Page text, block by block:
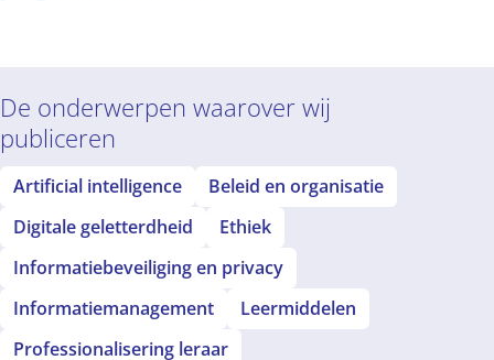
De onderwerpen waarover wij
publiceren
Artificial intelligence
Beleid en organisatie
Digitale geletterdheid
Ethiek
Informatiebeveiliging en privacy
Informatiemanagement
Leermiddelen
Professionalisering leraar